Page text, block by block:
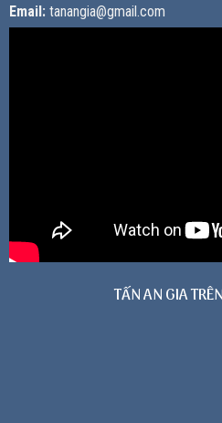
Email: tanangia@gmail.com
TẤN AN GIA